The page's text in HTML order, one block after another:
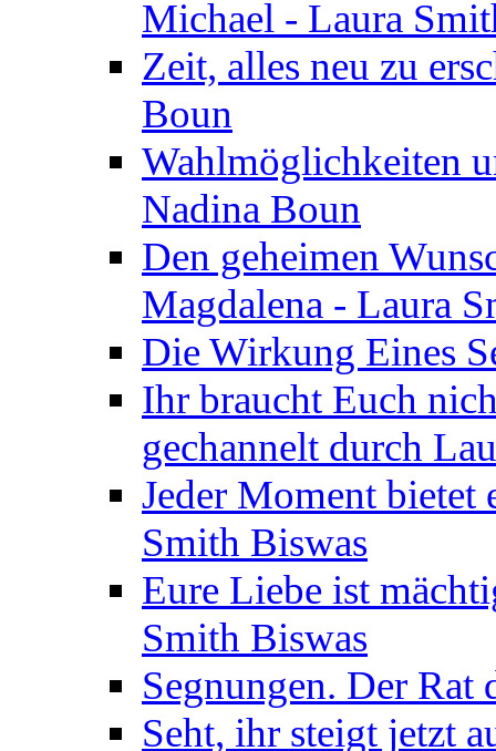
Michael - Laura
Zeit, alles neu zu
Boun
Wahlmöglichkeiten
Nadina Boun
Den geheimen
Magdalena - Laura
Die Wirkung Eines
Ihr braucht Euch
gechannelt durch
Jeder Moment bietet
Smith Biswas
Eure Liebe ist
Smith Biswas
Segnungen. Der
Seht, ihr steigt jetzt